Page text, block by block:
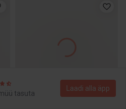
tasuta
Laadi alla äpp